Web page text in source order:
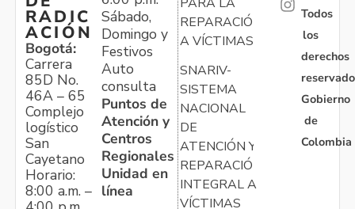
RADIC
ACIÓN
Bogotá:
Carrera
85D No.
46A – 65
Complejo
logístico
San
Cayetano
Horario:
8:00 a.m. –
Sábado,
Domingo y
Festivos
Auto
consulta
Puntos de
Atención y
Centros
Regionales
Unidad en
línea
REPARACIÓN
A VÍCTIMAS
SNARIV-
SISTEMA
NACIONAL
DE
ATENCIÓN Y
REPARACIÓN
INTEGRAL A
VÍCTIMAS
Todos
los
derechos
Gobierno
de
Colombia